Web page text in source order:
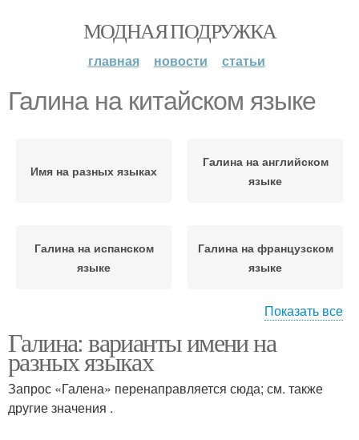
МОДНАЯ ПОДРУЖКА
главная новости статьи
Галина на китайском языке
Имя на разных языках
Галина на английском
языке
Галина на испанском
языке
Галина на французском
языке
языке
языке
Показать все
Галина: варианты имени на
разных языках
Запрос «Галена» перенаправляется сюда; см. также
другие значения .